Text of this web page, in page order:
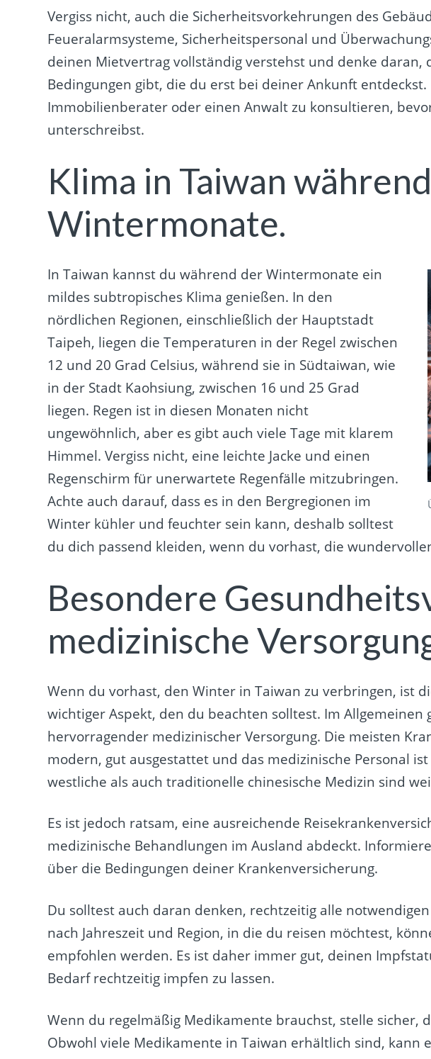
Vergiss nicht, auch die Sicherheitsvorkehrungen des
Feueralarmsysteme, Sicherheitspersonal und
deinen Mietvertrag vollständig verstehst und denke daran,
Bedingungen gibt, die du erst bei deiner Ankunft
Immobilienberater oder einen Anwalt zu konsultieren,
unterschreibst.
Klima in Taiwan
Wintermonate.
In Taiwan kannst du während der Wintermonate ein
mildes subtropisches Klima genießen. In den
nördlichen Regionen, einschließlich der Hauptstadt
Taipeh, liegen die Temperaturen in der Regel zwischen
12 und 20 Grad Celsius, während sie in Südtaiwan, wie
in der Stadt Kaohsiung, zwischen 16 und 25 Grad
liegen. Regen ist in diesen Monaten nicht
ungewöhnlich, aber es gibt auch viele Tage mit klarem
Himmel. Vergiss nicht, eine leichte Jacke und einen
Regenschirm für unerwartete Regenfälle mitzubringen.
Achte auch darauf, dass es in den Bergregionen im
Winter kühler und feuchter sein kann, deshalb solltest
du dich passend kleiden, wenn du vorhast, die
Besondere
medizinische
Wenn du vorhast, den Winter in Taiwan zu verbringen, ist
wichtiger Aspekt, den du beachten solltest. Im Allgemeinen
hervorragender medizinischer Versorgung. Die meisten
modern, gut ausgestattet und das medizinische Personal
westliche als auch traditionelle chinesische Medizin sind
Es ist jedoch ratsam, eine ausreichende
medizinische Behandlungen im Ausland abdeckt.
über die Bedingungen deiner Krankenversicherung.
Du solltest auch daran denken, rechtzeitig alle
nach Jahreszeit und Region, in die du reisen möchtest,
empfohlen werden. Es ist daher immer gut, deinen
Bedarf rechtzeitig impfen zu lassen.
Wenn du regelmäßig Medikamente brauchst, stelle sicher,
Obwohl viele Medikamente in Taiwan erhältlich sind, kann